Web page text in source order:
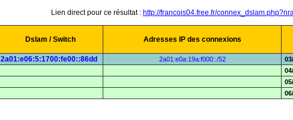
Lien direct pour ce résultat : http://francois04.free.fr/
Dslam / Switch Adresses IP des connexions
2a01:e06:5:1700:fe00::86dd 2a01:e0a:19a:f000::/52